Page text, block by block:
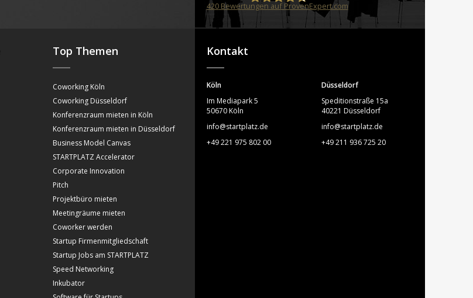
STARTPLATZ
420Bewertungen auf ProvenExpert.com
Top Themen
Coworking Köln
Coworking Düsseldorf
Konferenzraum mieten in Köln
Konferenzraum mieten in Düsseldorf
Business Model Canvas
STARTPLATZ Accelerator
Corporate Innovation
Pitch
Projektbüro mieten
Meetingräume mieten
Coworker werden
Startup Firmenmitgliedschaft
Startup Jobs am STARTPLATZ
Speed Networking
Inkubator
Kontakt
Köln
Im Mediapark 5
50670 Köln
info@startplatz.de
+49 221 975 802 00
Düsseldorf
Speditionstraße 15a
40221 Düsseldorf
info@startplatz.de
+49 211 936 725 20